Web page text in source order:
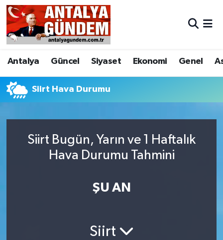
Antalya Güncel Siyaset Ekonomi Genel
Siirt Hava Durumu
Siirt Bugün, Yarın ve 1 Haftalık
Hava Durumu Tahmini
ŞU AN
Siirt
Antalya
Asayiş
Bilim & Teknoloji
EĞİTİM
Antalya Nöbetçi Eczaneler
Antalya Hava Durumu
Antalya Namaz Vakitleri
Süper Lig Puan Durumu ve Fikstür
Son Dakika Haberleri